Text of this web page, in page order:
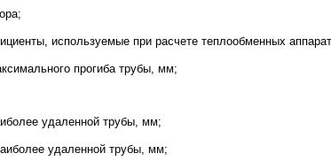
используемые при расчете теплообменных
прогиба трубы, мм;
удаленной трубы, мм;
удаленной трубы, мм;